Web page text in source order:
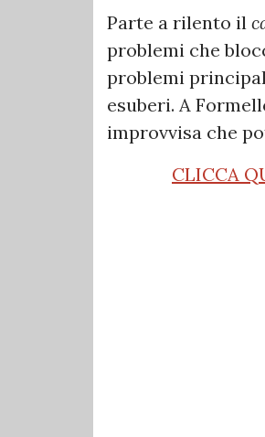
Parte a rilento il
problemi che
problemi
esuberi. A
improvvisa che
CLICCA